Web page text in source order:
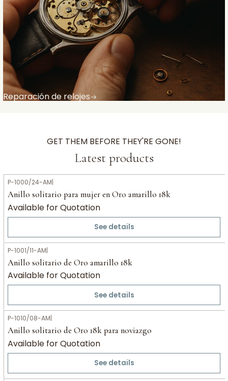
Reparación de relojes
GET THEM BEFORE THEY'RE GONE!
Latest products
P-1000/24-AM|
Anillo solitario para mujer en Oro amarillo 18k
Available for Quotation
See details
P-1001/11-AM|
Anillo solitario de Oro amarillo 18k
Available for Quotation
See details
P-1010/08-AM|
Anillo solitario de Oro 18k para noviazgo
Available for Quotation
See details